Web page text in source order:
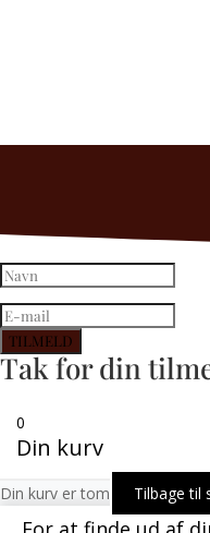
TILMELD
Tak for din
0
Din kurv
Din kurv er tom Tilbage til